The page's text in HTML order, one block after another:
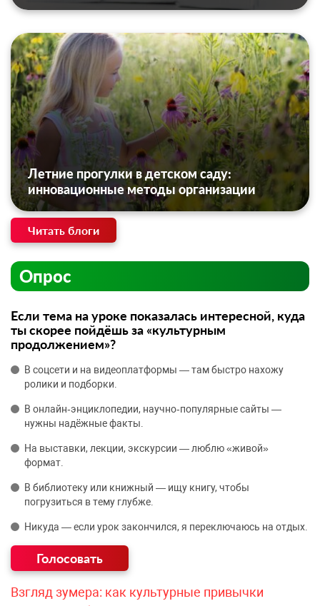
Летние прогулки в детском саду:
инновационные методы организации
Читать блоги
Опрос
Если тема на уроке показалась интересной, куда
ты скорее пойдёшь за «культурным
продолжением»?
В соцсети и на видеоплатформы — там быстро нахожу
ролики и подборки.
В онлайн‑энциклопедии, научно‑популярные сайты —
нужны надёжные факты.
На выставки, лекции, экскурсии — люблю «живой»
формат.
В библиотеку или книжный — ищу книгу, чтобы
погрузиться в тему глубже.
Никуда — если урок закончился, я переключаюсь на отдых.
Взгляд зумера: как культурные привычки